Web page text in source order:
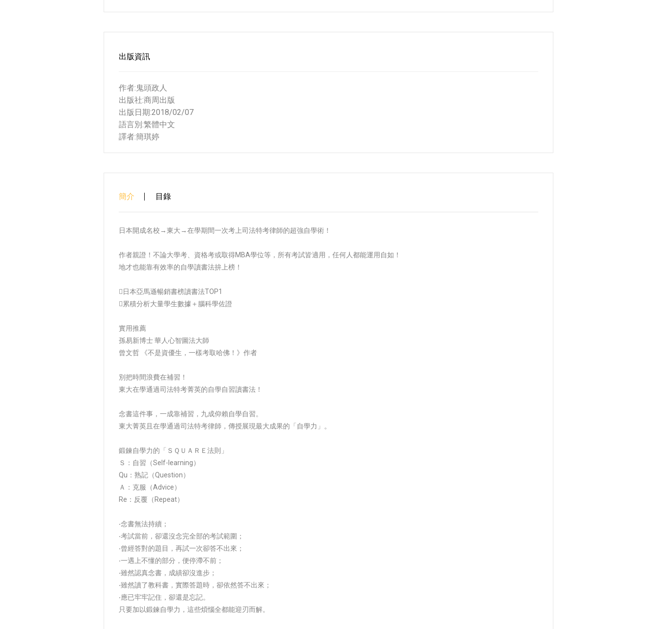
出版資訊
作者:鬼頭政人
出版社:商周出版
出版日期:2018/02/07
語言別:繁體中文
譯者:簡琪婷
簡介 目錄
日本開成名校→東大→在學期間一次考上司法特考律師的超強自學術！
作者親證！不論大學考、資格考或取得MBA學位等，所有考試皆適用，任何人都能運用自如！
地才也能靠有效率的自學讀書法拚上榜！
日本亞馬遜暢銷書榜讀書法TOP1
累積分析大量學生數據＋腦科學佐證
實用推薦
孫易新博士 華人心智圖法大師
曾文哲 《不是資優生，一樣考取哈佛！》作者
別把時間浪費在補習！
東大在學通過司法特考菁英的自學自習讀書法！
念書這件事，一成靠補習，九成仰賴自學自習。
東大菁英且在學通過司法特考律師，傳授展現最大成果的「自學力」。
鍛鍊自學力的「ＳＱＵＡＲＥ法則」
Ｓ：自習（Self-learning）
Qu：熟記（Question）
Ａ：克服（Advice）
Re：反覆（Repeat）
‧念書無法持續；
‧考試當前，卻還沒念完全部的考試範圍；
‧曾經答對的題目，再試一次卻答不出來；
‧一遇上不懂的部分，便停滯不前；
‧雖然認真念書，成績卻沒進步；
‧雖然讀了教科書，實際答題時，卻依然答不出來；
‧應已牢牢記住，卻還是忘記。
只要加以鍛鍊自學力，這些煩惱全都能迎刃而解。